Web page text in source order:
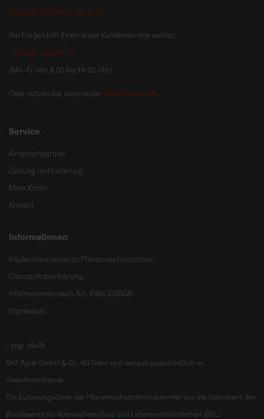
hug.zentrale@bat-agrar.de
Bei Fragen hilft Ihnen unser Kundenservice weiter:
+49 251 60957 47
(Mo.-Fr. von 8.00 bis 16.00 Uhr)
Oder nutzen Sie auch unser Onlineformular.
Service
Ansprechpartner
Zahlung und Lieferung
Mein Konto
Kontakt
Informationen
Käuferinformation zu Pflanzenschutzmitteln
Datenschutzerklärung
Informationen nach Art. 246c EGBGB
Impressum
* zzgl. MwSt.
BAT Agrar GmbH & Co. KG liefert und verkauft ausschließlich an
Gewerbetreibende.
Die Zulassungsdaten der Pflanzenschutzmittel stammen aus der Datenbank des
Bundesamts für Verbraucherschutz und Lebensmittelsicherheit (BVL).